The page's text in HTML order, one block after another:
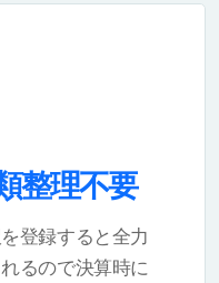
整理不要
登録すると全力
るので決算時に